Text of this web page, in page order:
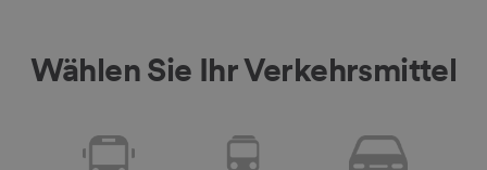
Wählen Sie Ihr Verkehrsmittel